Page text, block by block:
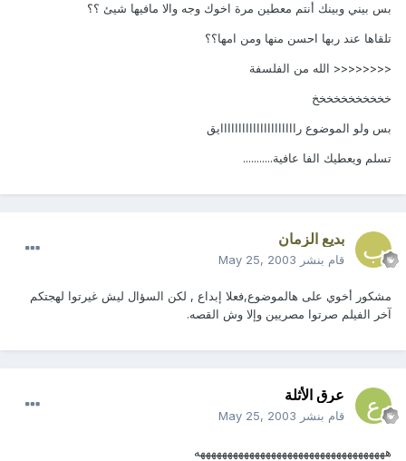
بس بيني وبينك أنتم معطين مرة اخوك وجه والا مافيها شيئ ؟؟
تلقاها عند ربها احسن منها ومن امها؟؟
<<<<<<<< الله من الفلسفة
خخخخخخخخخخخ
بس ولو الموضوع رااااااااااااااااااااايق
تسلم ويعطيك الفا عافية...........
بديع الزمان
قام بنشر May 25, 2003
مشكور أخوي على هالموضوع,فعلا إبداع , لكن السؤال ليش غيرتوا لهجتكم
آخر الفيلم صرتوا مصريين وإلا وش القصه.
عرق الأثلة
قام بنشر May 25, 2003
هههههههههههههههههههههههههههههههههههه